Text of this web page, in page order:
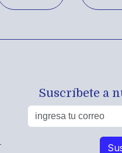
Suscríbete a